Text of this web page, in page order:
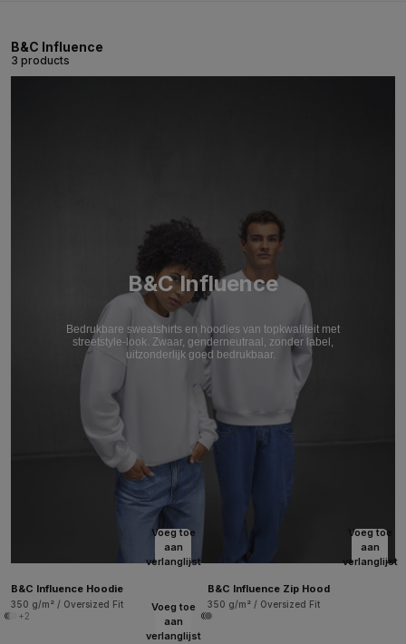
B&C Influence
3 products
B&C Influence
Bedrukbare sweatshirts en hoodies van topkwaliteit met
streetstyle-look. Zwaar, genderneutraal, zonder label,
uitzonderlijk goed bedrukbaar.
Voeg toe
aan
verlanglijst
B&C Influence Hoodie
350 g/m² / Oversized Fit
+2
Voeg toe
aan
verlanglijst
B&C Influence Zip Hood
350 g/m² / Oversized Fit
Voeg toe
aan
verlanglijst